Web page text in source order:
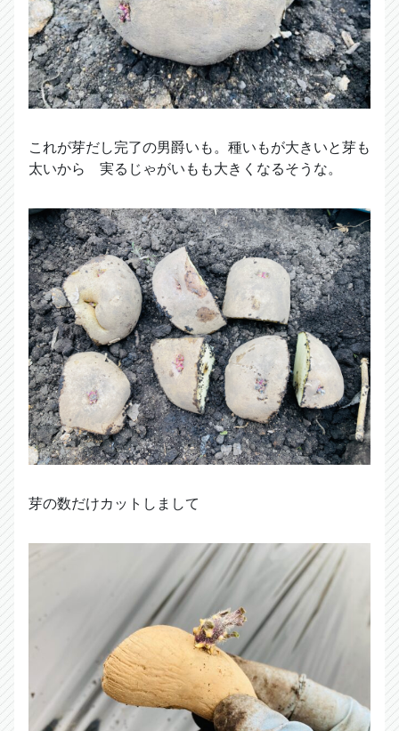
これが芽だし完了の男爵いも。種いもが大きいと芽も
太いから 実るじゃがいもも大きくなるそうな。
芽の数だけカットしまして